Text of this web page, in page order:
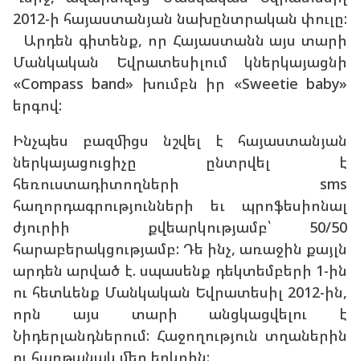
2012-ի հայաստանյան նախընտրական փուլը:
Արդեն գիտենք, որ Հայաստանն այս տարի
Մանկական Եվրատեսիլում կներկայացնի
«Compass band» խումբն իր «Sweetie baby»
երգով:
Ինչպես բազմիցս նշվել է հայաստանյան
ներկայացուցիչը ընտրվել է
հեռուստադիտողների sms
հաղորդագրությունների եւ պրոֆեսիոնալ
ժյուրիի քվեարկությամբ՝ 50/50
հարաբերակցությամբ: Դե ինչ, առաջին քայլն
արդեն արված է. սպասենք դեկտեմբերի 1-ին
ու հետևենք Մանկական Եվրատեսիլ 2012-ին,
որն այս տարի անցկացվելու է
Նիդերլանդներում: Հաջողություն տղաներին
ու հաղթանակ մեր երկրին: